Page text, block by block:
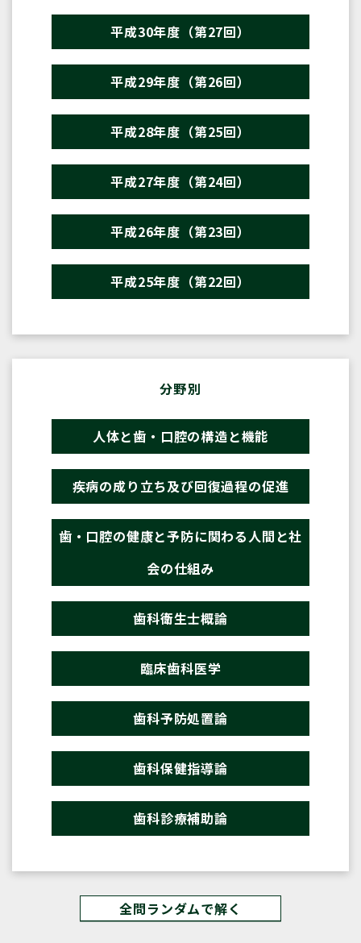
平成30年度（第27回）
平成29年度（第26回）
平成28年度（第25回）
平成27年度（第24回）
平成26年度（第23回）
平成25年度（第22回）
分野別
人体と歯・口腔の構造と機能
疾病の成り立ち及び回復過程の促進
歯・口腔の健康と予防に関わる人間と社
会の仕組み
歯科衛生士概論
臨床歯科医学
歯科予防処置論
歯科保健指導論
歯科診療補助論
全問ランダムで解く